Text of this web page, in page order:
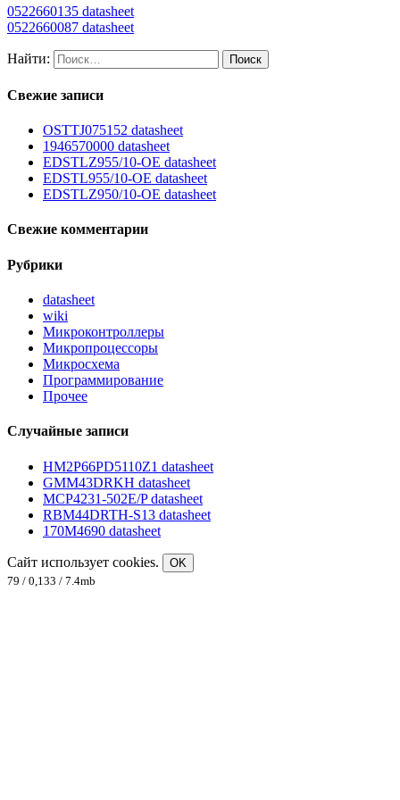
0522660135 datasheet
0522660087 datasheet
Найти:
Свежие записи
OSTTJ075152 datasheet
1946570000 datasheet
EDSTLZ955/10-OE datasheet
EDSTL955/10-OE datasheet
EDSTLZ950/10-OE datasheet
Свежие комментарии
Рубрики
datasheet
wiki
Микроконтроллеры
Микропроцессоры
Микросхема
Программирование
Прочее
Случайные записи
HM2P66PD5110Z1 datasheet
GMM43DRKH datasheet
MCP4231-502E/P datasheet
RBM44DRTH-S13 datasheet
170M4690 datasheet
Сайт использует cookies.
OK
79 / 0,133 / 7.4mb